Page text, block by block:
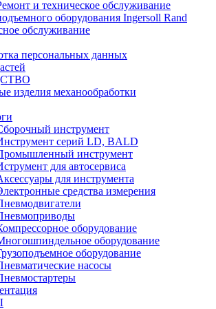
и техническое обслуживание
оборудования Ingersoll Rand
обслуживание
персональных данных
изделия механообработки
инструмент
серий LD, BALD
инструмент
для автосервиса
для инструмента
средства измерения
оборудование
оборудование
оборудование
насосы